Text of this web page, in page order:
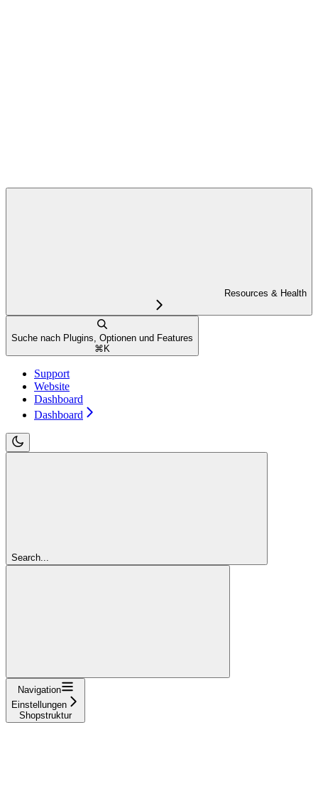
Resources & Health
Suche nach Plugins, Optionen und Features
⌘ K
Support
Website
Dashboard
Dashboard
Search...
Navigation
Einstellungen
Shopstruktur